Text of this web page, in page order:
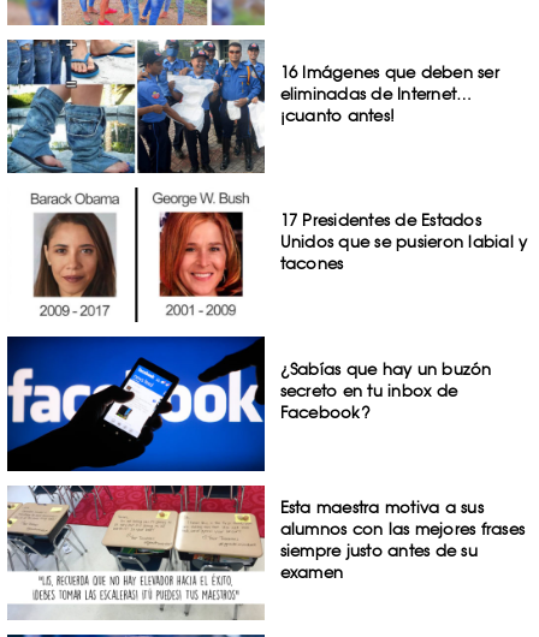
16 Imágenes que deben ser
eliminadas de Internet…
¡cuanto antes!
17 Presidentes de Estados
Unidos que se pusieron labial y
tacones
¿Sabías que hay un buzón
secreto en tu inbox de
Facebook?
Esta maestra motiva a sus
alumnos con las mejores frases
siempre justo antes de su
examen